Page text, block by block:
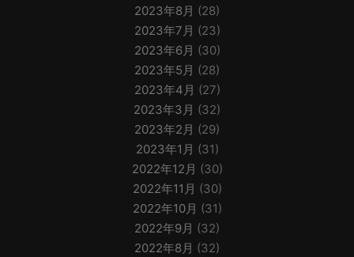
2023年8月 (28)
2023年7月 (23)
2023年6月 (30)
2023年5月 (28)
2023年4月 (27)
2023年3月 (32)
2023年2月 (29)
2023年1月 (31)
2022年12月 (30)
2022年11月 (30)
2022年10月 (31)
2022年9月 (32)
2022年8月 (32)